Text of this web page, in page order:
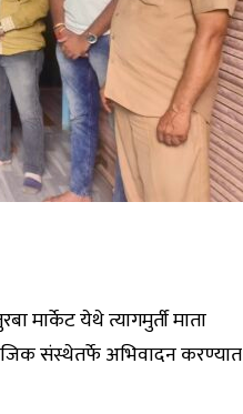
मार्केट येथे त्यागमुर्ती माता
संस्थेतर्फे अभिवादन करण्यात